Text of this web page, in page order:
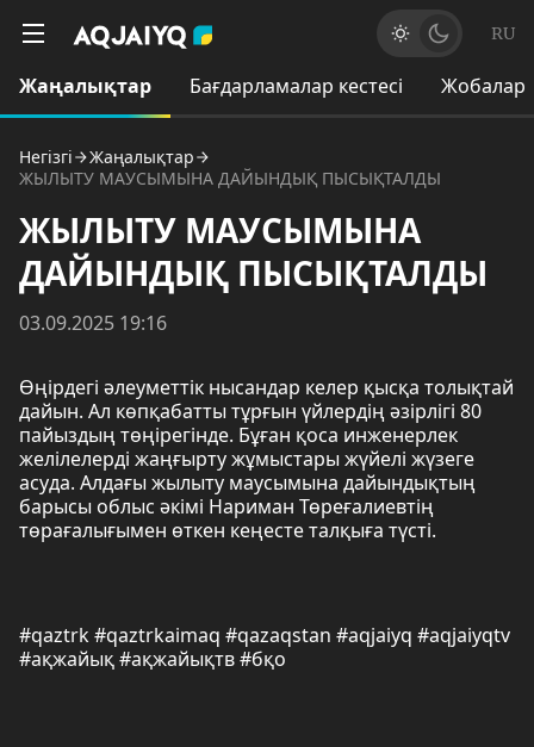
RU
Жаңалықтар Бағдарламалар кестесі Жобалар
Негізгі
Жаңалықтар
ЖЫЛЫТУ МАУСЫМЫНА ДАЙЫНДЫҚ ПЫСЫҚТАЛДЫ
ЖЫЛЫТУ МАУСЫМЫНА
ДАЙЫНДЫҚ ПЫСЫҚТАЛДЫ
03.09.2025 19:16
Өңірдегі әлеуметтік нысандар келер қысқа толықтай
дайын. Ал көпқабатты тұрғын үйлердің әзірлігі 80
пайыздың төңірегінде. Бұған қоса инженерлек
желілелерді жаңғырту жұмыстары жүйелі жүзеге
асуда. Алдағы жылыту маусымына дайындықтың
барысы облыс әкімі Нариман Төреғалиевтің
төрағалығымен өткен кеңесте талқыға түсті.
#qaztrk #qaztrkaimaq #qazaqstan #aqjaiyq #aqjaiyqtv
#ақжайық #ақжайықтв #бқо